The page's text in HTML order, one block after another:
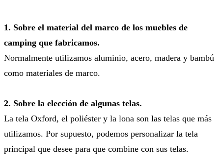
1. Sobre el material del marco de los muebles de
camping que fabricamos.
Normalmente utilizamos aluminio, acero, madera y bambú
como materiales de marco.
2. Sobre la elección de algunas telas.
La tela Oxford, el poliéster y la lona son las telas que más
utilizamos. Por supuesto, podemos personalizar la tela
principal que desee para que combine con sus telas.